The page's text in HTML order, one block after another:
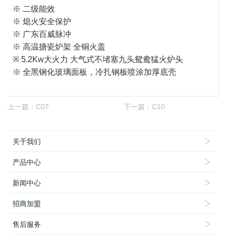
※ 二级能效
※ 熄火安全保护
※ 广东百威脉冲
※ 高温搪瓷炉架 全铜火盖
※ 5.2Kw大火力 大气式不堵塞九头鸳鸯猛火炉头
※ 全黑钢化玻璃面板，冷扎钢板喷涂加厚底壳
上一篇： C07 下一篇： C10
关于我们
产品中心
新闻中心
招商加盟
售后服务